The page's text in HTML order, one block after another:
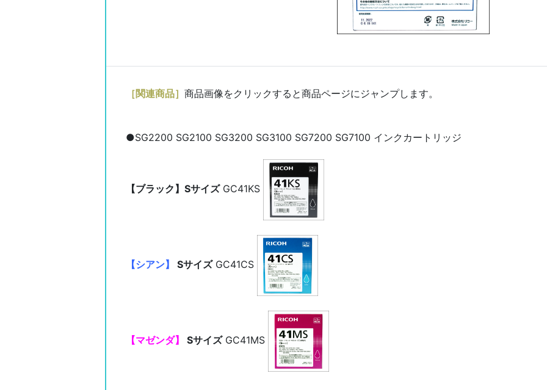
［関連商品］ 商品画像をクリックすると商品ページにジャンプします。
●SG2200 SG2100 SG3200 SG3100 SG7200 SG7100 インクカートリッジ
【ブラック】SサイズGC41KS
【シアン】 SサイズGC41CS
【マゼンダ】 SサイズGC41MS